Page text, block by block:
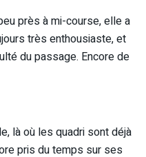
près à mi-course, elle a
très enthousiaste, et
du passage. Encore de
là où les quadri sont déjà
pris du temps sur ses